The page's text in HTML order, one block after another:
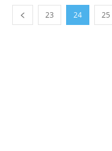
23 24 25